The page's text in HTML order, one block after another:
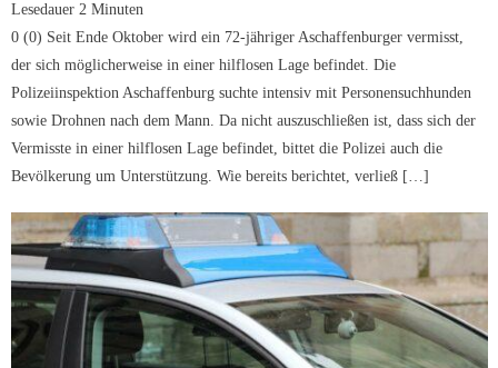
Lesedauer 2 Minuten
0 (0) Seit Ende Oktober wird ein 72-jähriger Aschaffenburger vermisst,
der sich möglicherweise in einer hilflosen Lage befindet. Die
Polizeiinspektion Aschaffenburg suchte intensiv mit Personensuchhunden
sowie Drohnen nach dem Mann. Da nicht auszuschließen ist, dass sich der
Vermisste in einer hilflosen Lage befindet, bittet die Polizei auch die
Bevölkerung um Unterstützung. Wie bereits berichtet, verließ […]